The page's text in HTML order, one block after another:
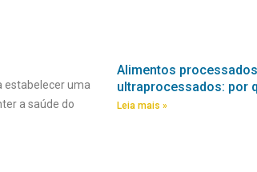
estabelecer uma
a saúde do
Alimentos
ultraprocessados: por
Leia mais »